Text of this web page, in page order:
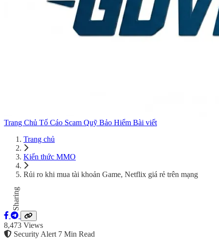
Trang Chủ Tố Cáo Scam Quỹ Bảo Hiểm Bài viết
Trang chủ
Kiến thức MMO
Rủi ro khi mua tài khoản Game, Netflix giá rẻ trên mạng
Sharing
8,473 Views
Security Alert 7 Min Read